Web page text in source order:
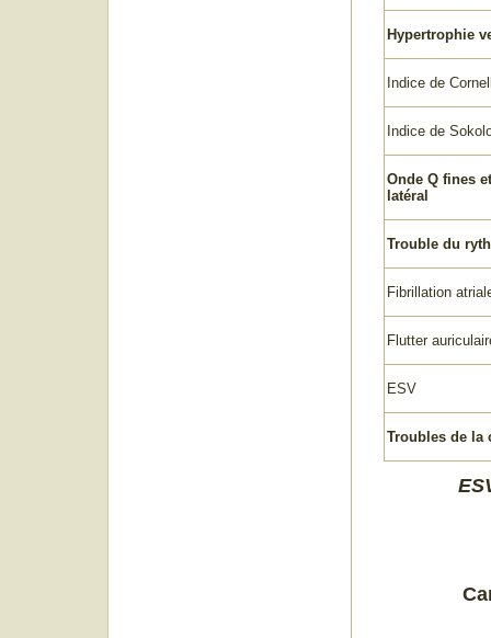
Hypertrophie
Indice de
Indice de
Onde Q fines
latéral
Trouble du
Fibrillation
Flutter
ESV
Troubles de la